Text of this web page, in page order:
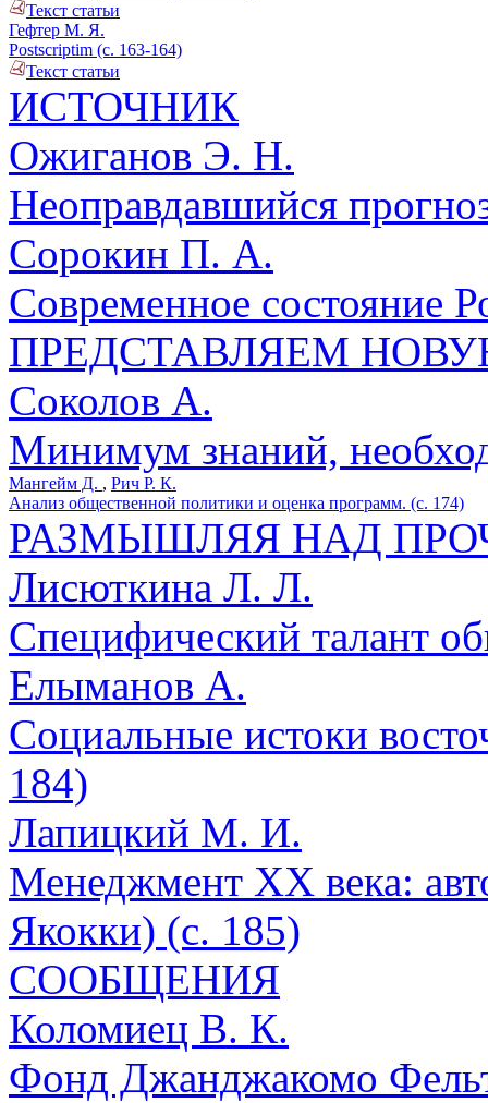
Текст статьи
Гефтер М. Я.
Postscriptim (с. 163-164)
Текст статьи
ИСТОЧНИК
Ожиганов Э. Н.
Неоправдавшийся
Сорокин П. А.
Современное состояние
ПРЕДСТАВЛЯЕМ
Соколов А.
Минимум знаний,
Мангейм Д. , Рич Р. К.
Анализ общественной политики и оценка программ. (с. 174)
РАЗМЫШЛЯЯ НАД
Лисюткина Л. Л.
Специфический талант
Елыманов А.
Социальные истоки
184)
Лапицкий М. И.
Менеджмент XX века:
Якокки) (с. 185)
СООБЩЕНИЯ
Коломиец В. К.
Фонд Джанджакомо